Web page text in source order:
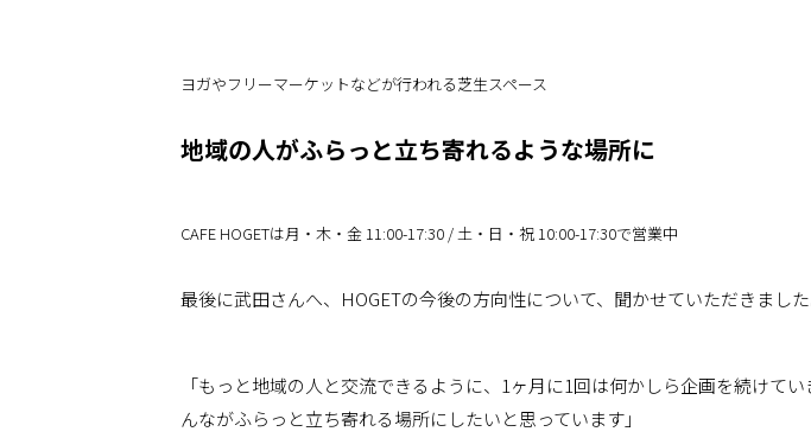
ヨガやフリーマーケットなどが行われる芝生スペース
地域の人がふらっと立ち寄れるような場所に
CAFE HOGETは月・木・金 11:00-17:30 / 土・日・祝 10:00-17:30で営業中
最後に武田さんへ、HOGETの今後の方向性について、聞かせていただきました
「もっと地域の人と交流できるように、1ヶ月に1回は何かしら企画を続けて
んながふらっと立ち寄れる場所にしたいと思っています」